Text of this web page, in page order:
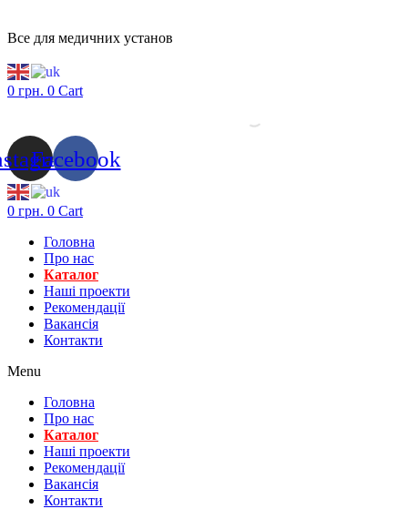
Все для медичних установ
0 грн. 0 Cart
Facebook
0 грн. 0 Cart
Головна
Про нас
Каталог
Нашi проекти
Рекомендації
Вакансiя
Контакти
Menu
Головна
Про нас
Каталог
Нашi проекти
Рекомендації
Вакансiя
Контакти